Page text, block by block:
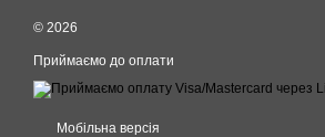
© 2026
Приймаємо до оплати
Мобільна версія